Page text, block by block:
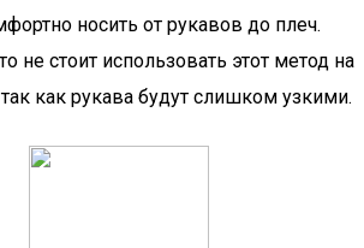
носить от рукавов до плеч.
не стоит использовать этот метод на
как рукава будут слишком узкими.